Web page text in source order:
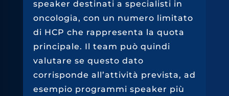
speaker destinati a specialisti in
oncologia, con un numero limitato
di HCP che rappresenta la quota
principale. Il team può quindi
valutare se questo dato
corrisponde all’attività prevista, ad
esempio programmi speaker più